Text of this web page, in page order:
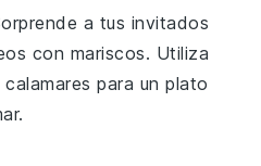
a tus invitados
con mariscos. Utiliza
para un plato